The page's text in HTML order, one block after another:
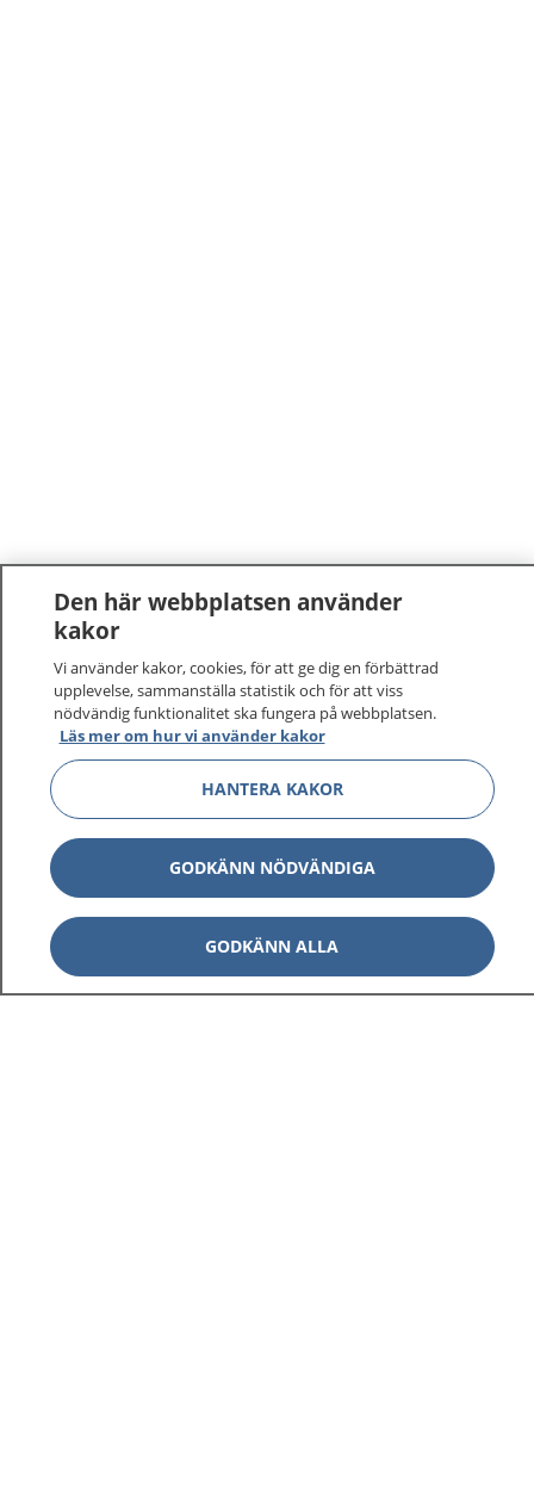
1177–tryggt om din hälsa och vård
Den här webbplatsen använder
kakor
Vi använder kakor, cookies, för att ge dig en förbättrad
upplevelse, sammanställa statistik och för att viss
nödvändig funktionalitet ska fungera på webbplatsen.
Läs mer om hur vi använder kakor
HANTERA KAKOR
GODKÄNN NÖDVÄNDIGA
GODKÄNN ALLA